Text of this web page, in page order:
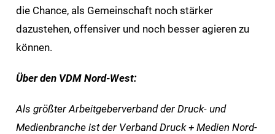
die Chance, als Gemeinschaft noch stärker
dazustehen, offensiver und noch besser agieren zu
können.
Über den VDM Nord-West:
Als größter Arbeitgeberverband der Druck- und
Medienbranche ist der Verband Druck + Medien Nord-